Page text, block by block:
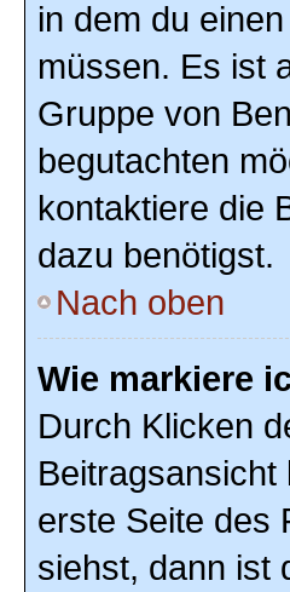
in dem du
müssen. Es ist
Gruppe von
begutachten
kontaktiere die
dazu benötigst.
Nach oben
Wie markiere
Durch Klicken
erste Seite des
siehst, dann ist